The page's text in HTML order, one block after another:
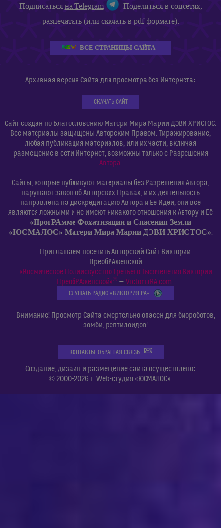
Подписатьсяна Telegram
Поделиться в соцсетях,
разпечатать (или скачать в pdf-формате):
ВСЕ СТРАНИЦЫ САЙТА
Архивная версия Сайта для просмотра без Интернета:
СКАЧАТЬ САЙТ
Сайт создан по Благословению Матери Мира Марии ДЭВИ ХРИСТОС.
Все материалы защищены Авторским Правом. Тиражирование,
любая публикация материалов, или их части, включая
размещение в сети Интернет, возможны только с Разрешения
Автора.
Сайты, которые публикуют материалы без Разрешения Автора,
нарушают закон об Авторских Правах, и их деятельность
направлена на дискредитацию Автора и Её Идеи, они все
являются ложными и не имеют никакого отношения к Автору и Её
«ПрогРАмме Фохатизации и Спасения Земли
«ЮСМАЛОС» Матери Мира Марии ДЭВИ ХРИСТОС».
Приглашаем посетить Авторский Сайт Виктории
ПреобРАженской
«Космическое Полиискусство Третьего Тысячелетия Виктории
ПреобРАженской»©— VictoriaRA.com
СЛУШАТЬ РАДИО «ВИКТОРИЯ РА»
Внимание! Просмотр Сайта смертельно опасен для биороботов,
зомби, рептилоидов!
КОНТАКТЫ. ОБРАТНАЯ СВЯЗЬ
Создание, дизайн и размещение сайта осуществлено:
© 2000-2026 г. Web-студия «ЮСМАЛОС».